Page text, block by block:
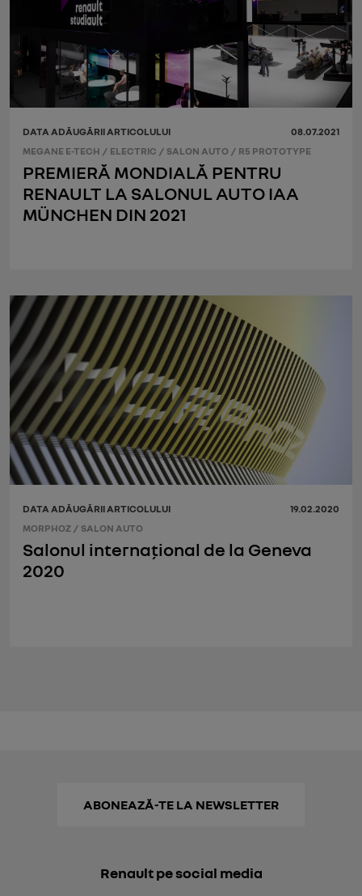
DATA ADĂUGĂRII ARTICOLULUI
08.07.2021
MEGANE E-TECH / ELECTRIC / SALON AUTO / R5 PROTOTYPE
PREMIERĂ MONDIALĂ PENTRU
RENAULT LA SALONUL AUTO IAA
MÜNCHEN DIN 2021
DATA ADĂUGĂRII ARTICOLULUI
19.02.2020
MORPHOZ / SALON AUTO
Salonul internațional de la Geneva
2020
ABONEAZĂ-TE LA NEWSLETTER
Renault pe social media